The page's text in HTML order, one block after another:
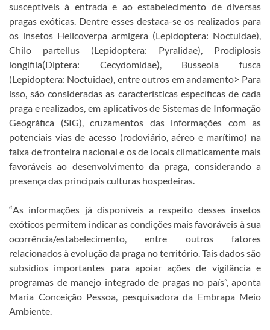
susceptíveis à entrada e ao estabelecimento de diversas
pragas exóticas. Dentre esses destaca-se os realizados para
os insetos Helicoverpa armigera (Lepidoptera: Noctuidae),
Chilo
partellus (Lepidoptera: Pyralidae), Prodiplosis
longifila(Diptera: Cecydomidae), Busseola fusca
(Lepidoptera: Noctuidae), entre outros em andamento> Para
isso, são consideradas as características específicas de cada
praga e realizados, em aplicativos de Sistemas de Informação
Geográfica (SIG), cruzamentos das informações com as
potenciais vias de acesso (rodoviário, aéreo e marítimo) na
faixa de fronteira nacional e os de locais climaticamente mais
favoráveis ao desenvolvimento da praga, considerando a
presença das principais culturas hospedeiras.
“As informações já disponíveis a respeito desses insetos
exóticos permitem indicar as condições mais favoráveis à sua
ocorrência/estabelecimento, entre outros fatores
relacionados à evolução da praga no território. Tais dados são
subsídios importantes para apoiar ações de vigilância e
programas de manejo integrado de pragas no país”, aponta
Maria Conceição Pessoa, pesquisadora da Embrapa Meio
Ambiente.